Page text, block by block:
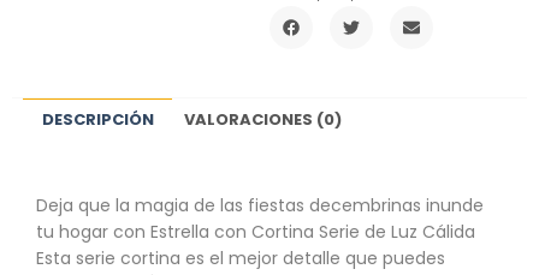
DESCRIPCIÓN VALORACIONES (0)
Deja que la magia de las fiestas decembrinas inunde
tu hogar con Estrella con Cortina Serie de Luz Cálida
Esta serie cortina es el mejor detalle que puedes